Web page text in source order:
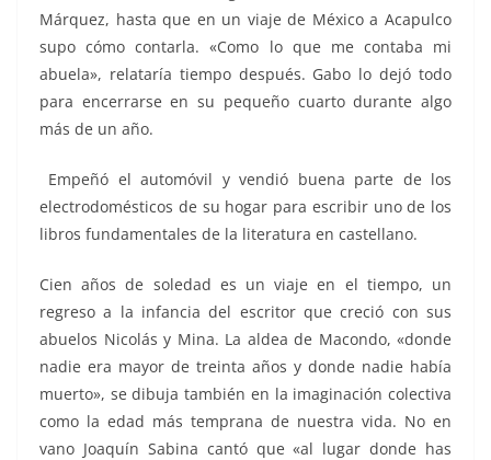
Márquez, hasta que en un viaje de México a Acapulco
supo cómo contarla. «Como lo que me contaba mi
abuela», relataría tiempo después. Gabo lo dejó todo
para encerrarse en su pequeño cuarto durante algo
más de un año.
Empeñó el automóvil y vendió buena parte de los
electrodomésticos de su hogar para escribir uno de los
libros fundamentales de la literatura en castellano.
Cien años de soledad es un viaje en el tiempo, un
regreso a la infancia del escritor que creció con sus
abuelos Nicolás y Mina. La aldea de Macondo, «donde
nadie era mayor de treinta años y donde nadie había
muerto», se dibuja también en la imaginación colectiva
como la edad más temprana de nuestra vida. No en
vano Joaquín Sabina cantó que «al lugar donde has